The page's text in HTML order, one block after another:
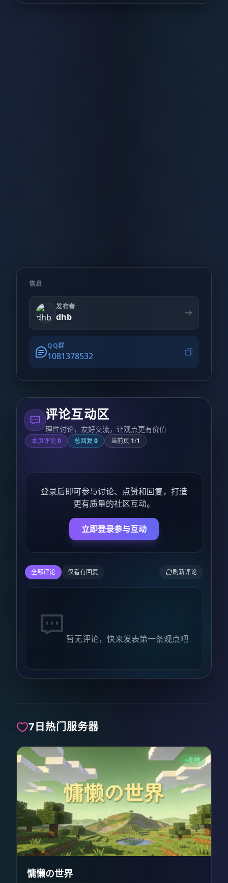
信息
发布者
dhb
QQ群
1081378532
评论互动区
理性讨论，友好交流，让观点更有价值
本页评论0 总回复 0 当前页 1/1
登录后即可参与讨论、点赞和回复，打造
更有质量的社区互动。
立即登录参与互动
全部评论 仅看有回复 刷新评论
暂无评论，快来发表第一条观点吧
7日热门服务器
在线
慵懒の世界